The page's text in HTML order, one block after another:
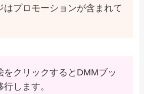
はプロモーションが含まれて
をクリックするとDMMブッ
します。